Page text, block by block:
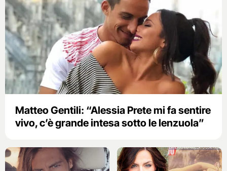
Matteo Gentili: “Alessia Prete mi fa sentire
vivo, c’è grande intesa sotto le lenzuola”